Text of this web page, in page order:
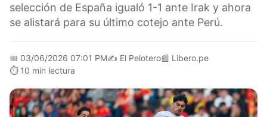
selección de España igualó 1-1 ante Irak y ahora
se alistará para su último cotejo ante Perú.
📅 03/06/2026 07:01 PM✍️ El Pelotero📰 Libero.pe
⏱️ 10 min lectura